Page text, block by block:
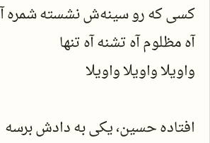
کسی که رو سینه‌ش نشسته شمره
آه مظلوم آه تشنه آه تنها
واویلا واویلا واویلا
افتاده حسین، یکی به دادش برسه